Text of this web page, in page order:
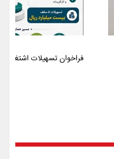
فراخوان تسهیلات اشتغالزایی